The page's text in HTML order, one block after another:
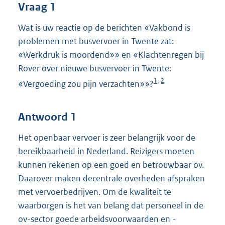
Vraag 1
Wat is uw reactie op de berichten «Vakbond is
problemen met busvervoer in Twente zat:
«Werkdruk is moordend»» en «Klachtenregen bij
Rover over nieuwe busvervoer in Twente:
«Vergoeding zou pijn verzachten»»?1, 2
Antwoord 1
Het openbaar vervoer is zeer belangrijk voor de
bereikbaarheid in Nederland. Reizigers moeten
kunnen rekenen op een goed en betrouwbaar ov.
Daarover maken decentrale overheden afspraken
met vervoerbedrijven. Om de kwaliteit te
waarborgen is het van belang dat personeel in de
ov-sector goede arbeidsvoorwaarden en -